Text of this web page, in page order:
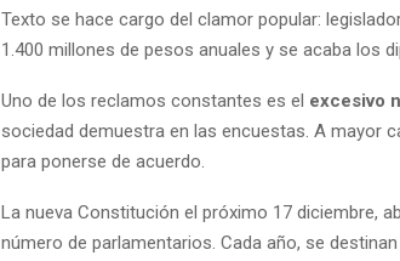
Texto se hace cargo del clamor popular:
1.400 millones de pesos anuales y se acaba los
Uno de los reclamos constantes es el excesivo
sociedad demuestra en las encuestas. A mayor
para ponerse de acuerdo.
La nueva Constitución el próximo 17 diciembre,
número de parlamentarios. Cada año, se